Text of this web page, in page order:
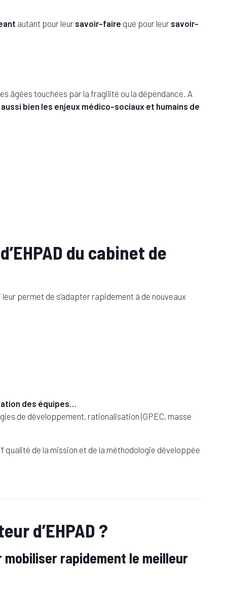
autant pour leur savoir-faire que pour leur savoir-
âgées touchées par la fragilité ou la dépendance. A
bien les enjeux médico-sociaux et humains de
du cabinet de
leur permet de s’adapter rapidement à de nouveaux
des équipes…
de développement, rationalisation (GPEC, masse
qualité de la mission et de la méthodologie développée
d’EHPAD ?
mobiliser rapidement le meilleur